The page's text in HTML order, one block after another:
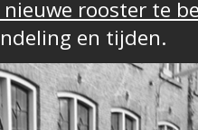
rooster te
en tijden.